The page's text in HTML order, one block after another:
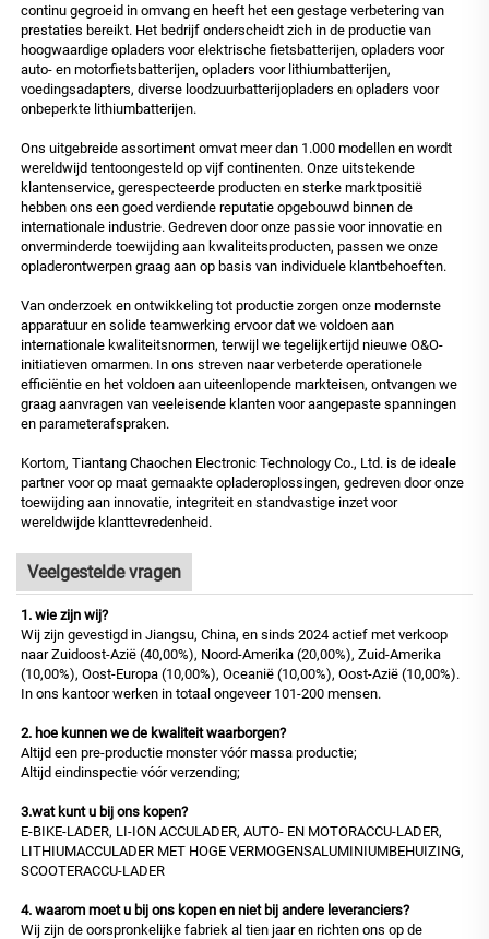
continu gegroeid in omvang en heeft het een gestage verbetering van
prestaties bereikt. Het bedrijf onderscheidt zich in de productie van
hoogwaardige opladers voor elektrische fietsbatterijen, opladers voor
auto- en motorfietsbatterijen, opladers voor lithiumbatterijen,
voedingsadapters, diverse loodzuurbatterijopladers en opladers voor
onbeperkte lithiumbatterijen.
Ons uitgebreide assortiment omvat meer dan 1.000 modellen en wordt
wereldwijd tentoongesteld op vijf continenten. Onze uitstekende
klantenservice, gerespecteerde producten en sterke marktpositië
hebben ons een goed verdiende reputatie opgebouwd binnen de
internationale industrie. Gedreven door onze passie voor innovatie en
onverminderde toewijding aan kwaliteitsproducten, passen we onze
opladerontwerpen graag aan op basis van individuele klantbehoeften.
Van onderzoek en ontwikkeling tot productie zorgen onze modernste
apparatuur en solide teamwerking ervoor dat we voldoen aan
internationale kwaliteitsnormen, terwijl we tegelijkertijd nieuwe O&O-
initiatieven omarmen. In ons streven naar verbeterde operationele
efficiëntie en het voldoen aan uiteenlopende markteisen, ontvangen we
graag aanvragen van veeleisende klanten voor aangepaste spanningen
en parameterafspraken.
Kortom, Tiantang Chaochen Electronic Technology Co., Ltd. is de ideale
partner voor op maat gemaakte opladeroplossingen, gedreven door onze
toewijding aan innovatie, integriteit en standvastige inzet voor
wereldwijde klanttevredenheid.
Veelgestelde vragen
1. wie zijn wij?
Wij zijn gevestigd in Jiangsu, China, en sinds 2024 actief met verkoop
naar Zuidoost-Azië (40,00%), Noord-Amerika (20,00%), Zuid-Amerika
(10,00%), Oost-Europa (10,00%), Oceanië (10,00%), Oost-Azië (10,00%).
In ons kantoor werken in totaal ongeveer 101-200 mensen.
2. hoe kunnen we de kwaliteit waarborgen?
Altijd een pre-productie monster vóór massa productie;
Altijd eindinspectie vóór verzending;
3.wat kunt u bij ons kopen?
E-BIKE-LADER, LI-ION ACCULADER, AUTO- EN MOTORACCU-LADER,
LITHIUMACCULADER MET HOGE VERMOGENSALUMINIUMBEHUIZING,
SCOOTERACCU-LADER
4. waarom moet u bij ons kopen en niet bij andere leveranciers?
Wij zijn de oorspronkelijke fabriek al tien jaar en richten ons op de